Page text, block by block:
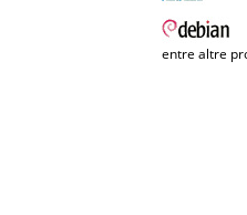
entre altre